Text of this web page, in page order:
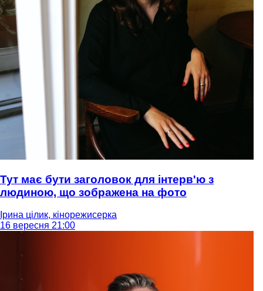
Тут має бути заголовок для інтерв'ю з
людиною, що зображена на фото
Ірина цілик, кінорежисерка
16 вересня 21:00